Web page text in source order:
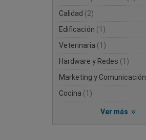
Calidad (2)
Edificación (1)
Veterinaria (1)
Hardware y Redes (1)
Marketing y Comunicación
Cocina (1)
Ver más